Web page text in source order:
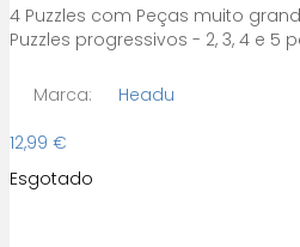
4 Puzzles com Peças muito
Puzzles progressivos - 2, 3, 4 e 5
Marca:
Headu
12,99 €
Esgotado